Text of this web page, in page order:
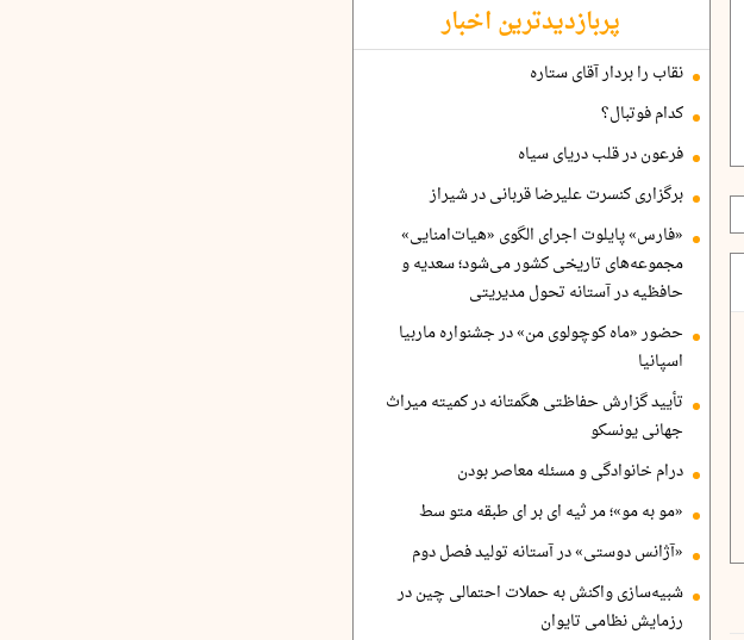
پربازدیدترین اخبار
نقاب را بردار آقای ستاره
کدام فوتبال؟
فرعون در قلب دریای سیاه
برگزاری کنسرت علیرضا قربانی در شیراز
«فارس» پایلوت اجرای الگوی «هیات‌امنایی»
مجموعه‌های تاریخی کشور می‌شود؛ سعدیه و
حافظیه در آستانه تحول مدیریتی
حضور «ماه کوچولوی من» در جشنواره ماربیا
اسپانیا
تأیید گزارش حفاظتی هگمتانه در کمیته میراث
جهانی یونسکو
درام خانوادگی و مسئله معاصر بودن
«مو به مو»؛ مر ثیه ای بر ای طبقه متو سط
«آژانس دوستی» در آستانه تولید فصل دوم
شبیه‌سازی واکنش به حملات احتمالی چین در
رزمایش نظامی تایوان